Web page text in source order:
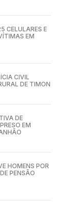
CELULARES E
EM
CIVIL
DE TIMON
DE
EM
HOMENS POR
PENSÃO